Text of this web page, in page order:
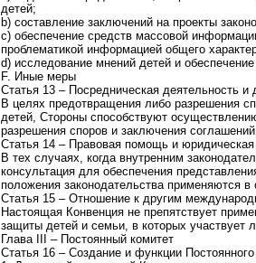
детей;
b) составление заключений на проекты
c) обеспечение средств массовой
проблематикой информацией общего
d) исследование мнений детей и
F. Иные меры
Статья 13 – Посредническая деятельность
В целях предотвращения либо разрешения
детей, Стороны способствуют
разрешения споров и заключения
Статья 14 – Правовая помощь и юридическая
В тех случаях, когда внутренним
консультация для обеспечения
положения законодательства применяются
Статья 15 – Отношение к другим
Настоящая Конвенция не препятствует
защиты детей и семьи, в которых участвует
Глава III – Постоянный комитет
Статья 16 – Создание и функции Постоянного